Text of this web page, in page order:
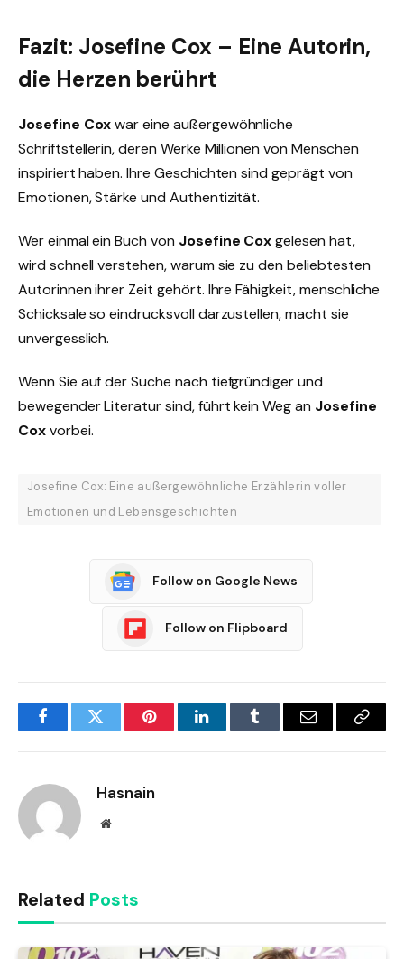
Fazit: Josefine Cox – Eine Autorin,
die Herzen berührt
Josefine Coxwar eine außergewöhnliche
Schriftstellerin, deren Werke Millionen von Menschen
inspiriert haben. Ihre Geschichten sind geprägt von
Emotionen, Stärke und Authentizität.
Wer einmal ein Buch von Josefine Coxgelesen hat,
wird schnell verstehen, warum sie zu den beliebtesten
Autorinnen ihrer Zeit gehört. Ihre Fähigkeit, menschliche
Schicksale so eindrucksvoll darzustellen, macht sie
unvergesslich.
Wenn Sie auf der Suche nach tiefgründiger und
bewegender Literatur sind, führt kein Weg an Josefine
Coxvorbei.
Josefine Cox: Eine außergewöhnliche Erzählerin voller
Emotionen und Lebensgeschichten
Follow on Google News
Follow on Flipboard
FacebookTwitter PinterestLinkedInTumblr Email
Copy
Hasnain
Website
Related Posts